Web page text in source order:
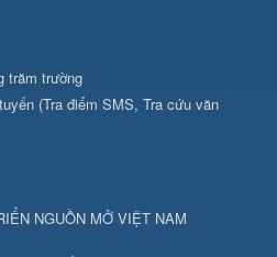
trăm trường
(Tra điểm SMS, Tra cứu văn
NGUỒN MỞ VIỆT NAM